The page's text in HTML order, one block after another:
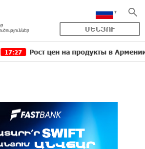
ՄԵՆՅՈՒ
Рост цен на продукты в Армении